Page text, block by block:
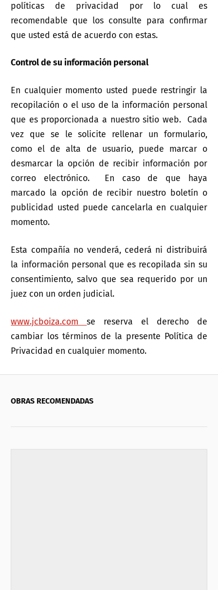
políticas de privacidad por lo cual es
recomendable que los consulte para confirmar
que usted está de acuerdo con estas.
Control de su información personal
En cualquier momento usted puede restringir la
recopilación o el uso de la información personal
que es proporcionada a nuestro sitio web. Cada
vez que se le solicite rellenar un formulario,
como el de alta de usuario, puede marcar o
desmarcar la opción de recibir información por
correo electrónico. En caso de que haya
marcado la opción de recibir nuestro boletín o
publicidad usted puede cancelarla en cualquier
momento.
Esta compañía no venderá, cederá ni distribuirá
la información personal que es recopilada sin su
consentimiento, salvo que sea requerido por un
juez con un orden judicial.
www.jcboiza.comse reserva el derecho de
cambiar los términos de la presente Política de
Privacidad en cualquier momento.
OBRAS RECOMENDADAS